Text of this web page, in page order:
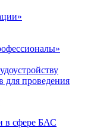
для проведения
в сфере БАС